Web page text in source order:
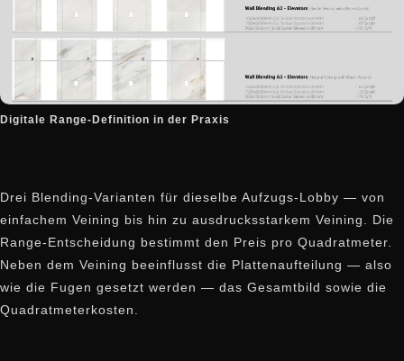
Digitale Range-Definition in der Praxis
Drei Blending-Varianten für dieselbe Aufzugs-Lobby — von
einfachem Veining bis hin zu ausdrucksstarkem Veining. Die
Range-Entscheidung bestimmt den Preis pro Quadratmeter.
Neben dem Veining beeinflusst die Plattenaufteilung — also
wie die Fugen gesetzt werden — das Gesamtbild sowie die
Quadratmeterkosten.